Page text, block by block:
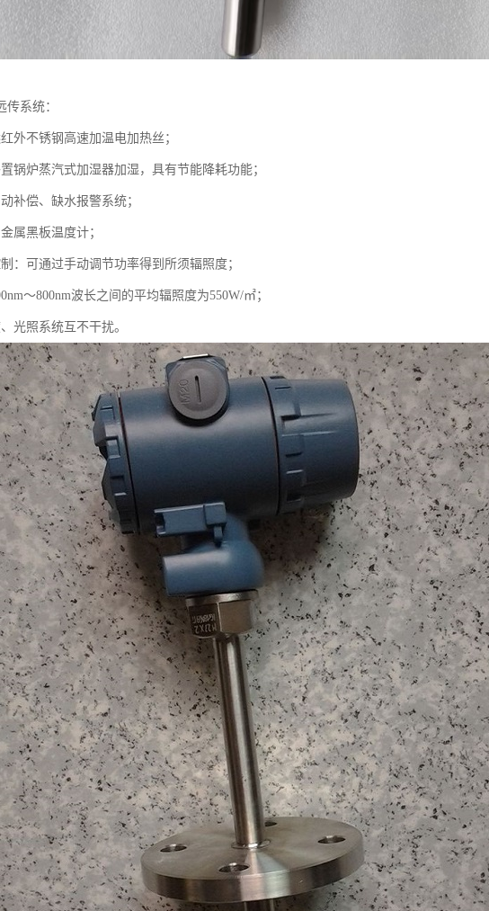
系统：
外不锈钢高速加温电加热丝；
锅炉蒸汽式加湿器加湿，具有节能降耗功能；
补偿、缺水报警系统；
属黑板温度计；
：可通过手动调节功率得到所须辐照度；
～800nm波长之间的平均辐照度为550W/㎡；
光照系统互不干扰。